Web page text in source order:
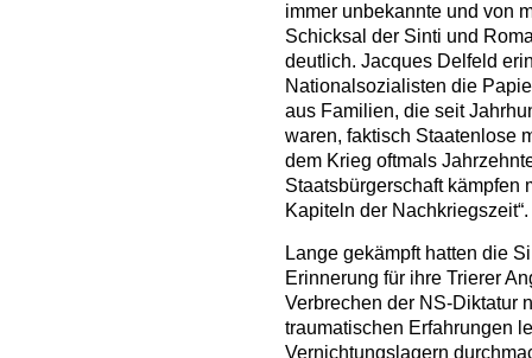
immer unbekannte und von
Schicksal der Sinti und
deutlich. Jacques Delfeld
Nationalsozialisten die
aus Familien, die seit
waren, faktisch Staatenlose
dem Krieg oftmals
Staatsbürgerschaft kämpfen
Kapiteln der Nachkriegszeit“.
Lange gekämpft hatten die
Erinnerung für ihre Trierer
Verbrechen der NS-Diktatur
traumatischen Erfahrungen
Vernichtungslagern